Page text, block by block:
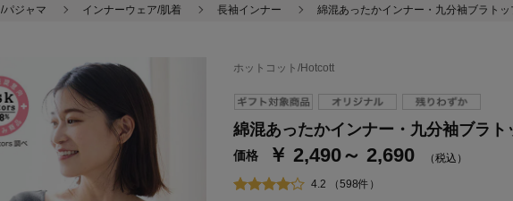
パジャマ インナーウェア/肌着 長袖インナー 綿混あったかインナー・九分袖ブラトッ
ホットコット/Hotcott
綿混あったかインナー・九分袖ブラト
価格 ￥ 2,490～ 2,690 （税込）
4.2 （598件）
ステージが上がれば送料無料・返品引取無料！
さらにポイント還元最大16倍！
ベルメゾンご優待サービスについて
通常商品送料無料 返品引取無料（JCBのみ）